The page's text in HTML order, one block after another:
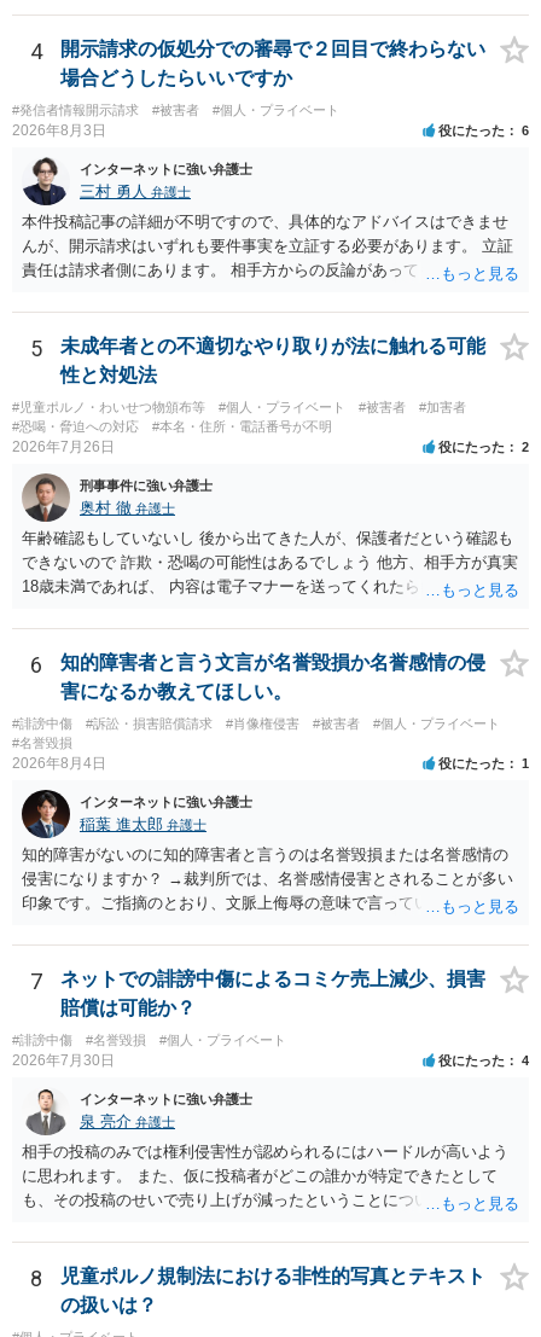
効果を発揮するといえます）。
推測できる」という点は、裁判で争われた場合に「専ら顧客吸引力の
利用を目的とする」と判断される余地を残すため、一定の注意が必要
です。 また、広告収益の有無は、侵害判断に一定の影響を与える可能
性がありますが、決定的要因ではありません。 パブリシティ権侵害の
成否は、主に「専ら顧客吸引力の利用を目的とするか」という点で判
断されます。広告収益があることは「商業的目的」を強く示す要素で
すが、それだけで直ちに侵害となるわけではありません。完全無償・
非営利であれば「表現の自由」「創作物」としての側面が強く評価さ
れる可能性があります。一方、広告収益がある場合は「商業利用」と
しての色彩が強まり、リスクが高まる可能性があります。 公開前に変
更・確認しておく事項については、公開の場でアドバイスするにも限
界があるかと思うので、資料等を持参の上、弁護士に相談されること
も一つかと存じます。
4
開示請求の仮処分での審尋で２回目で終わらない
場合どうしたらいいですか
#発信者情報開示請求 #被害者 #個人・プライベート
2026年8月3日 役にたった 6
インターネットに強い弁護士
三村 勇人 弁護士
本件投稿記事の詳細が不明ですので、具体的なアドバイスはできませ
んが、開示請求はいずれも要件事実を立証する必要があります。 立証
責任は請求者側にあります。 相手方からの反論があっても、裁判官が
方が口頭で反論したのは、仮処分は迅速性が要求されるためです。 書
面での反論となれば、より遅延する可能性がございます。 また、本件
はXのため、APのIPアドレスの保存期間の問題もございます。 開示請
求は法律知識が不可欠ですが、それだけでは足りず、実務を踏まえた
方法を選択することが重要です。
5
未成年者との不適切なやり取りが法に触れる可能
性と対処法
#児童ポルノ・わいせつ物頒布等 #個人・プライベート #被害者
#加害者
#恐喝・脅迫への対応
#本名・住所・電話番号が不明
2026年7月26日 役にたった 2
刑事事件に強い弁護士
奥村 徹 弁護士
年齢確認もしていないし 後から出てきた人が、保護者だという確認も
できないので 詐欺・恐喝の可能性はあるでしょう 他方、相手方が真実
18歳未満であれば、 内容は電子マナーを送ってくれたら自慰行為など
画の尺は10分ほど、服を着たままで胸を触って欲しい、などの要望を
して、要求された金額(1000円程度)の電子マネーを送信してしまいま
した。 そこから、撮影するまで暇なので顔の雰囲気の写真を交換して
欲しい、住んでいる都道府県と区を教えてと言われたので教えたりと
言ったやり取りをしていました。 というやりとりは、青少年条例違反
（わいせつ行為）の疑いがあります。18歳未満と知らなくても処罰可
6
知的障害者と言う文言が名誉毀損か名誉感情の侵
害になるか教えてほしい。
#誹謗中傷 #訴訟・損害賠償請求 #肖像権侵害 #被害者
#個人・プライベート
#名誉毀損
2026年8月4日 役にたった 1
インターネットに強い弁護士
稲葉 進太郎 弁護士
知的障害がないのに知的障害者と言うのは名誉毀損または名誉感情の
侵害になりますか？ →裁判所では、名誉感情侵害とされることが多い
印象です。ご指摘のとおり、文脈上侮辱の意味で言っている点も加味
7
ネットでの誹謗中傷によるコミケ売上減少、損害
賠償は可能か？
#誹謗中傷 #名誉毀損 #個人・プライベート
2026年7月30日 役にたった 4
インターネットに強い弁護士
泉 亮介 弁護士
相手の投稿のみでは権利侵害性が認められるにはハードルが高いよう
に思われます。 また、仮に投稿者がどこの誰かが特定できたとして
も、その投稿のせいで売り上げが減ったということについての証明は
8
児童ポルノ規制法における非性的写真とテキスト
の扱いは？